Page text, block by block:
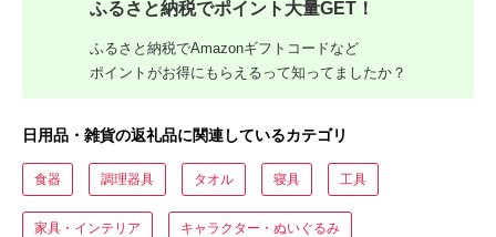
ふるさと納税でポイント大量GET！
ふるさと納税でAmazonギフトコードなど
ポイントがお得にもらえるって知ってましたか？
日用品・雑貨の返礼品に関連しているカテゴリ
食器 調理器具 タオル 寝具 工具
家具・インテリア キャラクター・ぬいぐるみ